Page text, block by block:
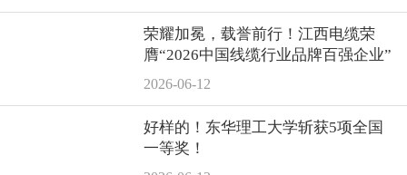
荣耀加冕，载誉前行！江西电缆荣
膺“2026中国线缆行业品牌百强企业”
2026-06-12
好样的！东华理工大学斩获5项全国
一等奖！